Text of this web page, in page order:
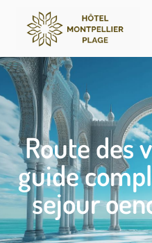
Route des
guide
sejour